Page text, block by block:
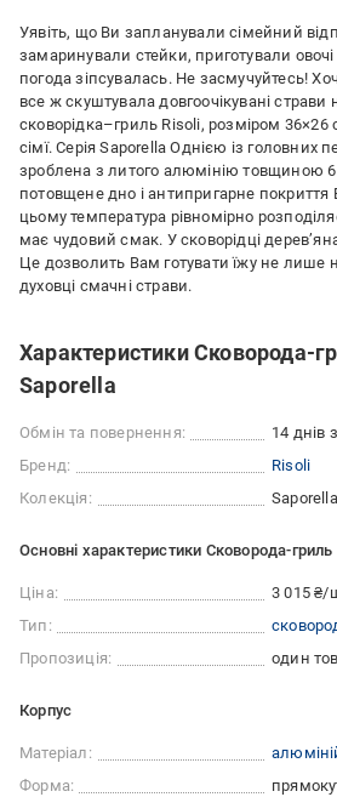
Уявіть, що Ви запланували сімейний
замаринували стейки, приготували
погода зіпсувалась. Не засмучуйтесь!
все ж скуштувала довгоочікувані страви
сковорідка–гриль Risoli, розміром 36×26
сімї. Серія Saporella Однією із головних
зроблена з литого алюмінію товщиною
потовщене дно і антипригарне покриття
цьому температура рівномірно
має чудовий смак. У сковорідці
Це дозволить Вам готувати їжу не лише
духовці смачні страви.
Характеристики Сковорода-
Saporella
Обмін та повернення:
14 днів
Бренд:
Risoli
Колекція:
Основні характеристики Сковорода-
Ціна:
3 015 ₴/
Тип:
Пропозиція:
один
Корпус
Матеріал:
Форма: